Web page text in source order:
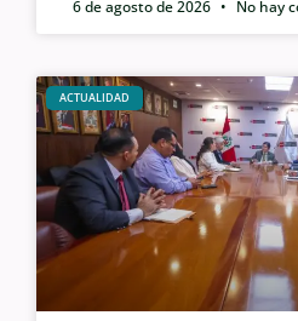
6 de agosto de 2026
No hay
ACTUALIDAD